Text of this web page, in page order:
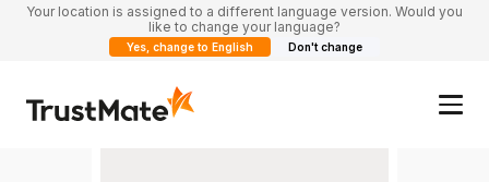
Your location is assigned to a different language version. Would you
like to change your language?
Yes, change to English Don't change